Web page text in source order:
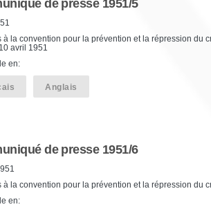
de presse 1951/5
à la convention pour la prévention et la répression
avril 1951
en:
Anglais
de presse 1951/6
à la convention pour la prévention et la répression du
en: